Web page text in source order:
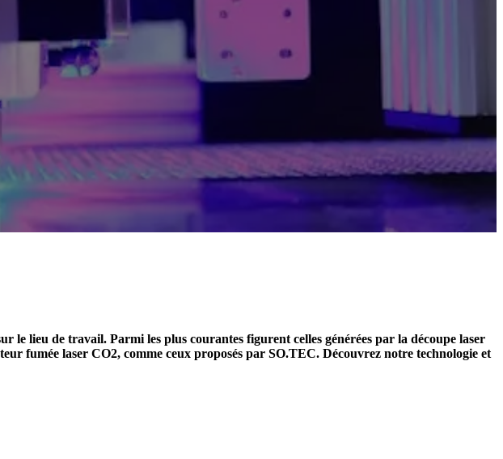
le lieu de travail. Parmi les plus courantes figurent celles générées par la découpe laser
fumée laser CO2, comme ceux proposés par SO.TEC. Découvrez notre technologie et